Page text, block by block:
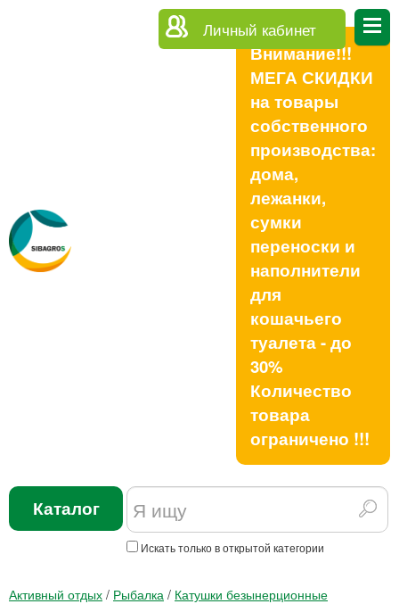
Личный кабинет
Внимание!!!
МЕГА СКИДКИ
на товары
собственного
производства:
дома,
лежанки,
сумки
переноски и
наполнители
для
кошачьего
туалета - до
30%
Количество
товара
ограничено !!!
Каталог
Искать только в открытой категории
Активный отдых / Рыбалка / Катушки безынерционные